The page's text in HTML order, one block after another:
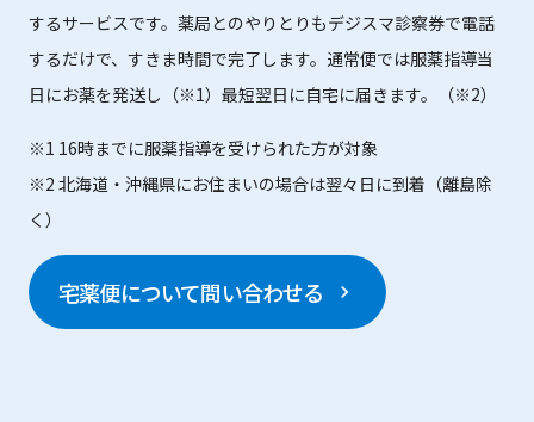
するサービスです。薬局とのやりとりもデジスマ診察券で電話
するだけで、すきま時間で完了します。通常便では服薬指導当
日にお薬を発送し（※1）最短翌日に自宅に届きます。（※2）
※1 16時までに服薬指導を受けられた方が対象
※2 北海道・沖縄県にお住まいの場合は翌々日に到着（離島除
く）
宅薬便について問い合わせる chevron_right